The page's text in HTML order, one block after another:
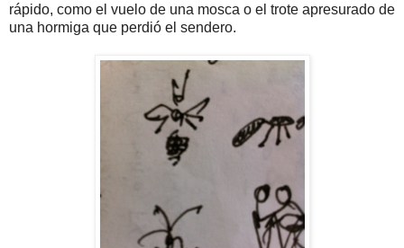
rápido, como el vuelo de una mosca o el trote apresurado de
una hormiga que perdió el sendero.